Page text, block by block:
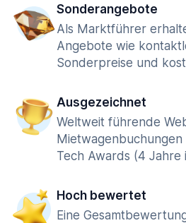
Sonderangebote
Als Marktführer
Angebote wie
Sonderpreise und
Ausgezeichnet
Weltweit führende
Tech Awards (4 Jahre
Hoch bewertet
Eine